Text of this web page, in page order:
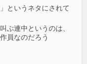
というネタにされて
ぶ連中というのは、
員なのだろう